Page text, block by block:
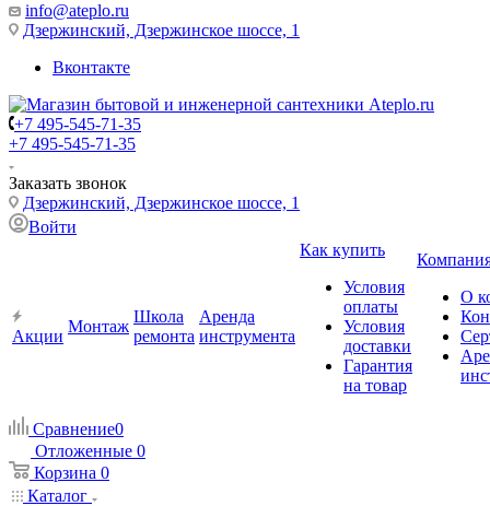
info@ateplo.ru
Дзержинский, Дзержинское шоссе, 1
Вконтакте
+7 495-545-71-35
+7 495-545-71-35
Заказать звонок
Дзержинский, Дзержинское шоссе, 1
Войти
Акции
Монтаж
Школа
ремонта
Аренда
инструмента
Как купить
Условия
оплаты
Условия
доставки
Гарантия
на товар
О
Сравнение0
Отложенные 0
Корзина 0
Каталог